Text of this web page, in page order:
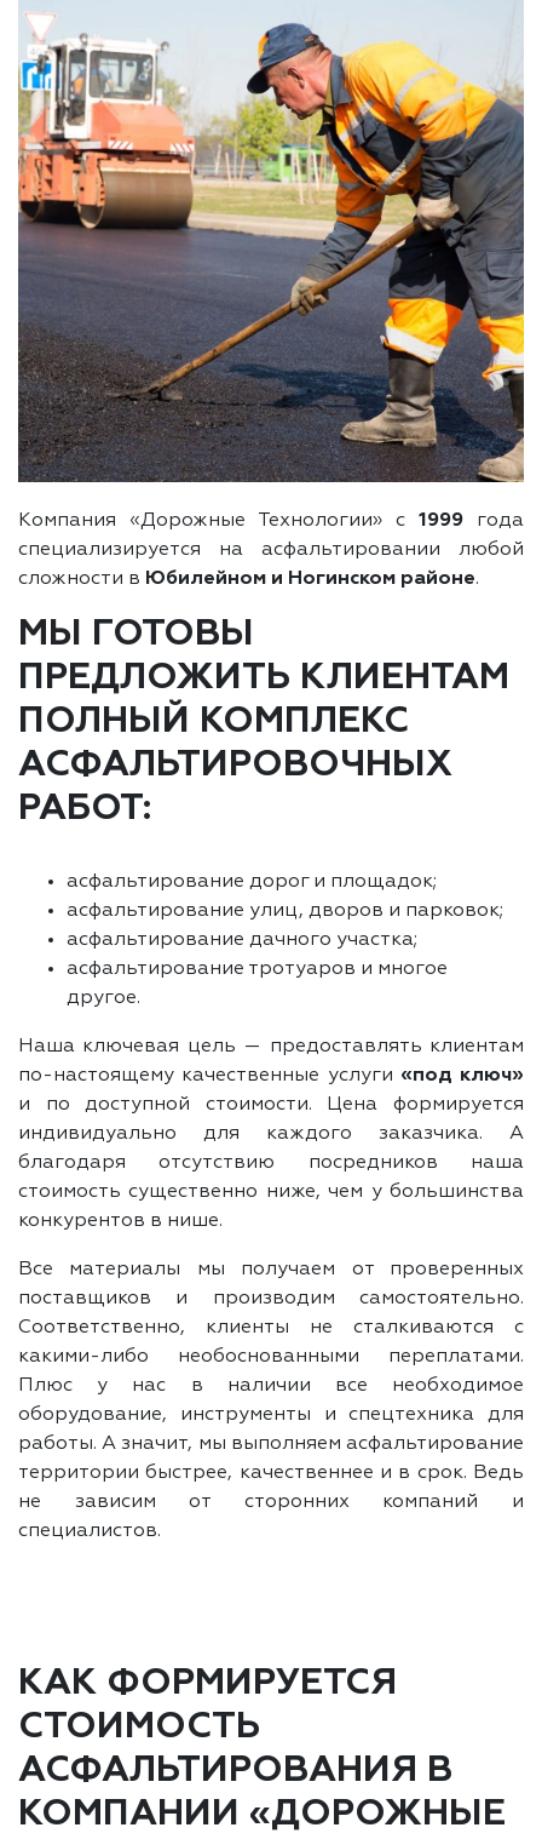
Компания «Дорожные Технологии» с 1999 года
специализируется на асфальтировании любой
сложности в Юбилейном и Ногинском районе.
МЫ ГОТОВЫ
ПРЕДЛОЖИТЬ КЛИЕНТАМ
ПОЛНЫЙ КОМПЛЕКС
АСФАЛЬТИРОВОЧНЫХ
РАБОТ:
асфальтирование дорог и площадок;
асфальтирование улиц, дворов и парковок;
асфальтирование дачного участка;
асфальтирование тротуаров и многое
другое.
Наша ключевая цель — предоставлять клиентам
по-настоящему качественные услуги «под ключ»
и по доступной стоимости. Цена формируется
индивидуально для каждого заказчика. А
благодаря отсутствию посредников наша
стоимость существенно ниже, чем у большинства
конкурентов в нише.
Все материалы мы получаем от проверенных
поставщиков и производим самостоятельно.
Соответственно, клиенты не сталкиваются с
какими-либо необоснованными переплатами.
Плюс у нас в наличии все необходимое
оборудование, инструменты и спецтехника для
работы. А значит, мы выполняем асфальтирование
территории быстрее, качественнее и в срок. Ведь
не зависим от сторонних компаний и
специалистов.
КАК ФОРМИРУЕТСЯ
СТОИМОСТЬ
АСФАЛЬТИРОВАНИЯ В
КОМПАНИИ «ДОРОЖНЫЕ